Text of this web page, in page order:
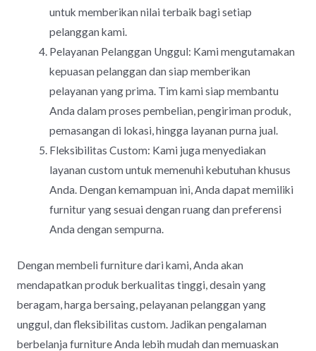
untuk memberikan nilai terbaik bagi setiap
pelanggan kami.
Pelayanan Pelanggan Unggul: Kami mengutamakan
kepuasan pelanggan dan siap memberikan
pelayanan yang prima. Tim kami siap membantu
Anda dalam proses pembelian, pengiriman produk,
pemasangan di lokasi, hingga layanan purna jual.
Fleksibilitas Custom: Kami juga menyediakan
layanan custom untuk memenuhi kebutuhan khusus
Anda. Dengan kemampuan ini, Anda dapat memiliki
furnitur yang sesuai dengan ruang dan preferensi
Anda dengan sempurna.
Dengan membeli furniture dari kami, Anda akan
mendapatkan produk berkualitas tinggi, desain yang
beragam, harga bersaing, pelayanan pelanggan yang
unggul, dan fleksibilitas custom. Jadikan pengalaman
berbelanja furniture Anda lebih mudah dan memuaskan